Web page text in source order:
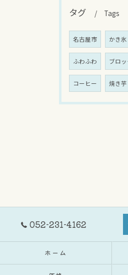
タグ Tags
名古屋市 かき氷
ふわふわ ブロ
コーヒー 焼き芋
052-231-4162
ホーム